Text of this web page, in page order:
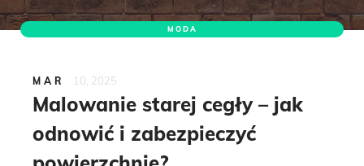
MODA
MAR 10, 2025
Malowanie starej cegły – jak
odnowić i zabezpieczyć